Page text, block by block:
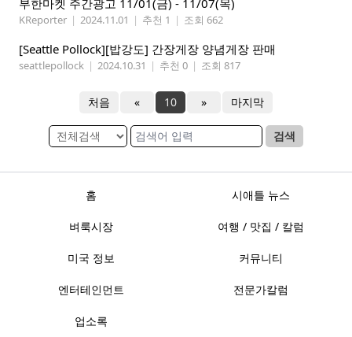
부한마켓 주간광고 11/01(금) - 11/07(목)
KReporter | 2024.11.01 | 추천 1 | 조회 662
[Seattle Pollock][밥강도] 간장게장 양념게장 판매
seattlepollock | 2024.10.31 | 추천 0 | 조회 817
처음 « 10 » 마지막
검색
홈 시애틀 뉴스
벼룩시장 여행 / 맛집 / 칼럼
미국 정보 커뮤니티
엔터테인먼트 전문가칼럼
업소록